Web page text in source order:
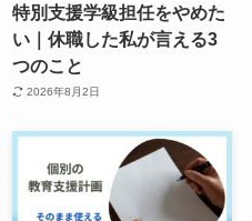
特別支援学級担任をやめた
い｜休職した私が言える3
つのこと
2026年8月2日